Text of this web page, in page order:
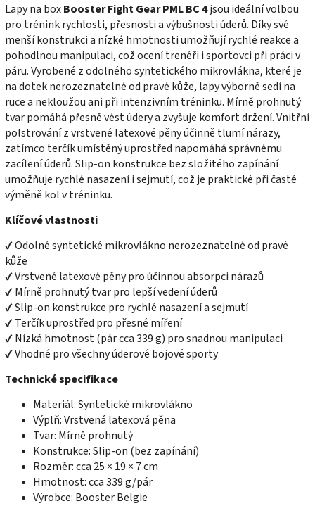
Lapy na boxBooster Fight Gear PML BC 4jsou ideální volbou
pro trénink rychlosti, přesnosti a výbušnosti úderů. Díky své
menší konstrukci a nízké hmotnosti umožňují rychlé reakce a
pohodlnou manipulaci, což ocení trenéři i sportovci při práci v
páru. Vyrobené z odolného syntetického mikrovlákna, které je
na dotek nerozeznatelné od pravé kůže, lapy výborně sedí na
ruce a nekloužou ani při intenzivním tréninku. Mírně prohnutý
tvar pomáhá přesně vést údery a zvyšuje komfort držení. Vnitřní
polstrování z vrstvené latexové pěny účinně tlumí nárazy,
zatímco terčík umístěný uprostřed napomáhá správnému
zacílení úderů. Slip-on konstrukce bez složitého zapínání
umožňuje rychlé nasazení i sejmutí, což je praktické při časté
výměně kol v tréninku.
Klíčové vlastnosti
✔ Odolné syntetické mikrovlákno nerozeznatelné od pravé
kůže
✔ Vrstvené latexové pěny pro účinnou absorpci nárazů
✔ Mírně prohnutý tvar pro lepší vedení úderů
✔ Slip-on konstrukce pro rychlé nasazení a sejmutí
✔ Terčík uprostřed pro přesné míření
✔ Nízká hmotnost (pár cca 339 g) pro snadnou manipulaci
✔ Vhodné pro všechny úderové bojové sporty
Technické specifikace
Materiál: Syntetické mikrovlákno
Výplň: Vrstvená latexová pěna
Tvar: Mírně prohnutý
Konstrukce: Slip-on (bez zapínání)
Rozměr: cca 25 × 19 × 7 cm
Hmotnost: cca 339 g/pár
Výrobce: Booster Belgie